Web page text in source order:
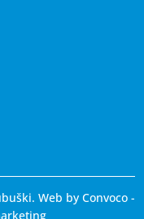
Web by Convoco-